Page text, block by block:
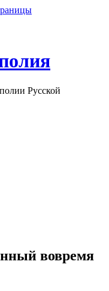
Русской
вовремя